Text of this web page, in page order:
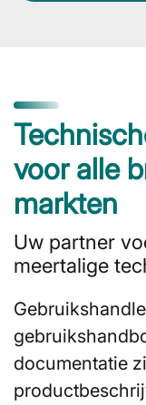
voor alle
markten
Uw partner
meertalige
documentatie